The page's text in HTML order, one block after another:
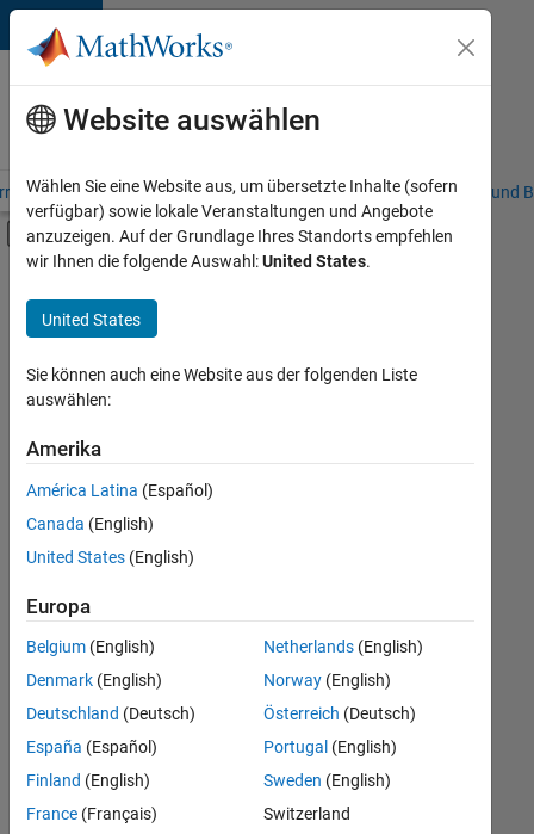
Weiter zum Inhalt
Karriere
bei
MathWorks
– Übersicht Stellensuche Niederlassungen Studierende und
Umschaltung für Off-Canvas-
Hauptinhalt
Information Technology
Commercial Sales
Customer Support
Education Sales
Inside Sales
Sales Operations
Marketing Communications
Marketing Services
+8
Derzeit
es
keine
offenen
Stellen,
Ihren
Suchkriterien
entsprechen.
können
die
Suchkriterien
weiter
fassen
Website auswählen
Wählen Sie eine Website aus, um übersetzte Inhalte (sofern
verfügbar) sowie lokale Veranstaltungen und Angebote
anzuzeigen. Auf der Grundlage Ihres Standorts empfehlen
wir Ihnen die folgende Auswahl:United States.
United States
Sie können auch eine Website aus der folgenden Liste
auswählen:
Amerika
América Latina (Español)
Canada (English)
United States (English)
Europa
Belgium (English)
Denmark (English)
Deutschland (Deutsch)
España (Español)
Finland (English)
France (Français)
Netherlands(English)
Norway(English)
Österreich (Deutsch)
Portugal (English)
Sweden (English)
Switzerland